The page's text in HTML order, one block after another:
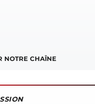
NOTRE CHAÎNE